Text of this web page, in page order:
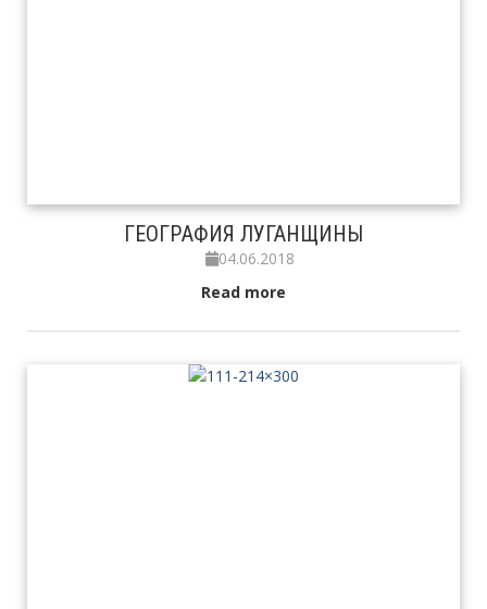
ГЕОГРАФИЯ ЛУГАНЩИНЫ
04.06.2018
Read more